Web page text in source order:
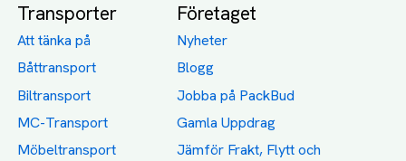
Transporter
Att tänka på
Båttransport
Biltransport
MC-Transport
Möbeltransport
Företaget
Nyheter
Blogg
Jobba på PackBud
Gamla Uppdrag
Jämför Frakt, Flytt och